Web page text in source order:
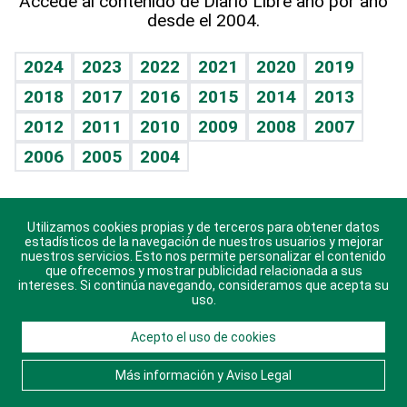
Vida y familia
Eñe
Celebrando la vida
Sin complejos
En pocas palabras
Escuchando al corazón
Economía Personal
TBT Deportivo
Guía del dinero
Horóscopos
Crucigramas
desde el 2004.
2024 2023 2022 2021 2020
2019
2018
2017 2016 2015 2014
2013
2012
2011 2010 2009 2008
2007
2006
2005 2004
Descarga nuestras aplicaciones para Android, iOS y
sistema Huawei.
© 2021 Diario Libre, todos los derechos reservados.
Consulta elAviso Legal. Ponte en Contacto
nosotros y conoce más sobre Diario Libre
Utilizamos cookies propias y de terceros para obtener datos
estadísticos de la navegación de nuestros usuarios y mejorar
nuestros servicios. Esto nos permite personalizar el contenido
que ofrecemos y mostrar publicidad relacionada a sus
intereses. Si continúa navegando, consideramos que acepta su
uso.
Acepto el uso de cookies
Más información y Aviso Legal